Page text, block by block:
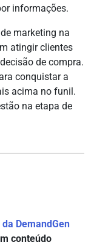
informações.
marketing na
atingir clientes
de compra.
conquistar a
acima no funil.
na etapa de
DemandGen
conteúdo